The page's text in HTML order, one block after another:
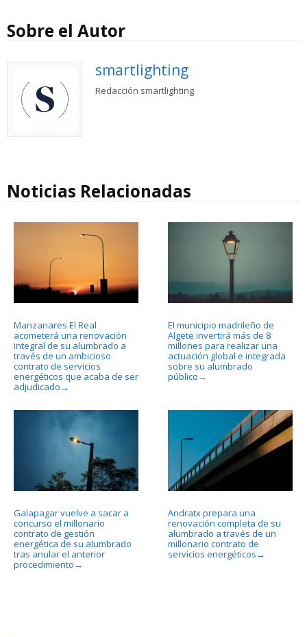
Sobre el Autor
smartlighting
Redacción smartlighting
Noticias Relacionadas
Manzanares El Real
acometerá una renovación
integral de su alumbrado a
través de un ambicioso
contrato de servicios
energéticos que acaba de ser
adjudicado →
El municipio madrileño de
Algete invertirá más de 8
millones para realizar una
actuación global e integrada
sobre su alumbrado
público →
Galapagar vuelve a sacar a
concurso el millonario
contrato de gestión
energética de su alumbrado
tras anular el anterior
procedimiento →
Andratx prepara una
renovación completa de su
alumbrado a través de un
millonario contrato de
servicios energéticos →